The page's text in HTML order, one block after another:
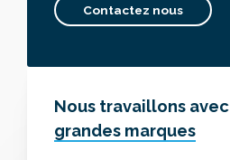
Contactez nous
Nous travaillons avec
grandes marques